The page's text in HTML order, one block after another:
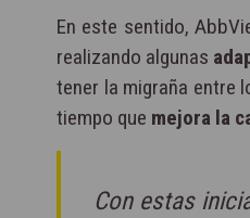
En este sentido,
realizando algunas
tener la migraña entre
tiempo que mejora la
Con estas